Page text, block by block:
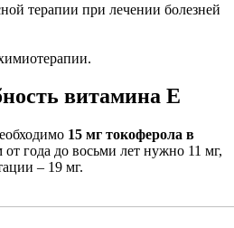
терапии при лечении болезней
витамина Е
15 мг токоферола в
года до восьми лет нужно 11 мг,
– 19 мг.